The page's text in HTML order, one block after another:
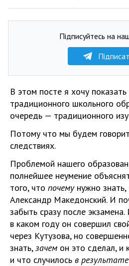
Підписуйтесь на
В этом посте я хочу
традиционного школьного
очередь — традиционного
Потому что мы будем
следствиях.
Проблемой нашего
полнейшее неумение
того, что почему нужно
Александр Македонский. И
забыть сразу после
в каком году он совершил
через Кутузова, но
знать,зачем он это сделал, и
и что случилось в результате